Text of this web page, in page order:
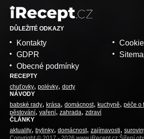
DŮLEŽITÉ ODKAZY
Kontakty
GDPR
Obecné podmínky
RECEPTY
chuťovky polévky dorty
NÁVODY
babské rady
krása domácnost kuchyně péče o
pěstování vaření zahrada zdraví
ČLÁNKY
aktuality
bylinky domácnost zajímavosti